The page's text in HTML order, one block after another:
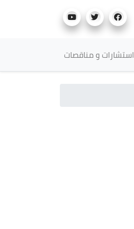
استشارات و مناقصات